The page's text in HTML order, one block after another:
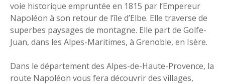
voie historique empruntée en 1815 par l’Empereur
Napoléon à son retour de l’île d’Elbe. Elle traverse de
superbes paysages de montagne. Elle part de Golfe-
Juan, dans les Alpes-Maritimes, à Grenoble, en Isère.
Dans le département des Alpes-de-Haute-Provence, la
route Napoléon vous fera découvrir des villages,